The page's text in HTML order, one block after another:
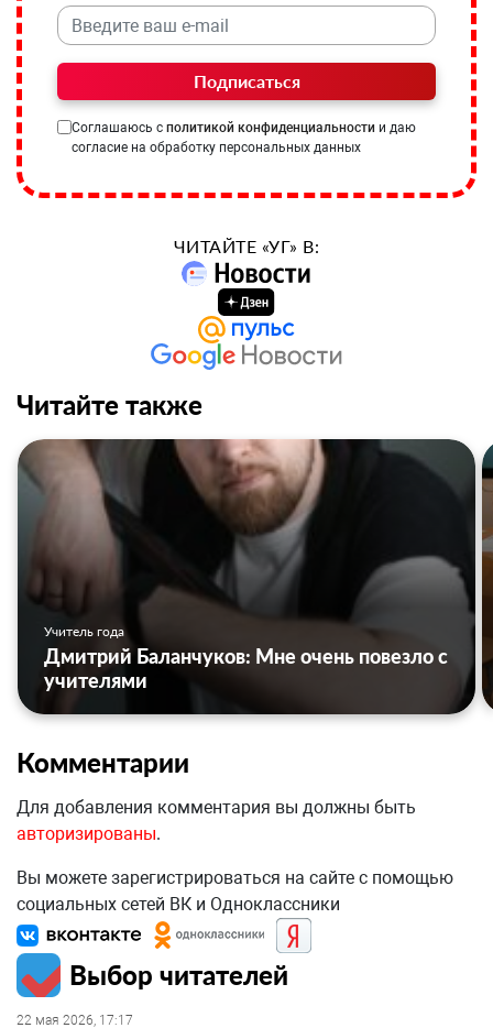
Подписаться
Соглашаюсь с политикой конфиденциальности и даю
согласие на обработку персональных данных
ЧИТАЙТЕ «УГ» В:
Читайте также
Учитель года
Дмитрий Баланчуков: Мне очень повезло с
учителями
Комментарии
Для добавления комментария вы должны быть
авторизированы.
Вы можете зарегистрироваться на сайте с помощью
социальных сетей ВК и Одноклассники
Выбор читателей
22 мая 2026, 17:17